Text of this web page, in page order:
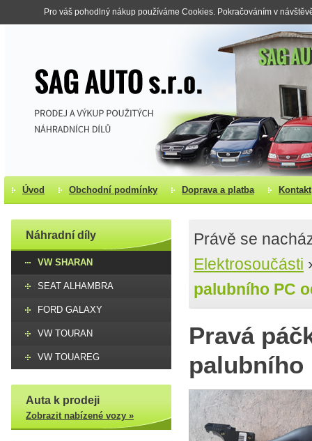
Pro váš pohodlný nákup používáme Cookies. Pokračováním v
Úvod Obchodní podmínky Doprava a platba Kontakt
Náhradní díly
VW SHARAN
SEAT ALHAMBRA
FORD GALAXY
VW TOURAN
VW TOUAREG
Auta k prodeji
Zobrazit nabízené vozy »
Právě se
Elektrosoučásti
palubního PC
Pravá
palubního